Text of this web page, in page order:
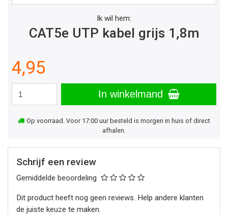
Ik wil hem:
CAT5e UTP kabel grijs 1,8m
4,95
In winkelmand
Op voorraad. Voor 17:00 uur besteld is morgen in huis of direct
afhalen.
Schrijf een review
Gemiddelde beoordeling
Dit product heeft nog geen reviews. Help andere klanten
de juiste keuze te maken.